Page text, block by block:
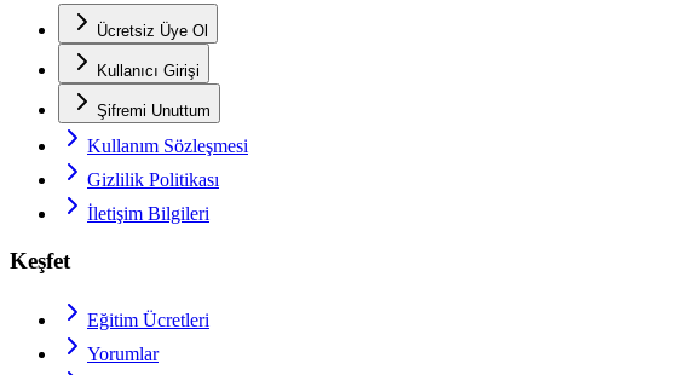
Ücretsiz Üye Ol
Kullanıcı Girişi
Şifremi Unuttum
Kullanım Sözleşmesi
Gizlilik Politikası
İletişim Bilgileri
Keşfet
Eğitim Ücretleri
Yorumlar